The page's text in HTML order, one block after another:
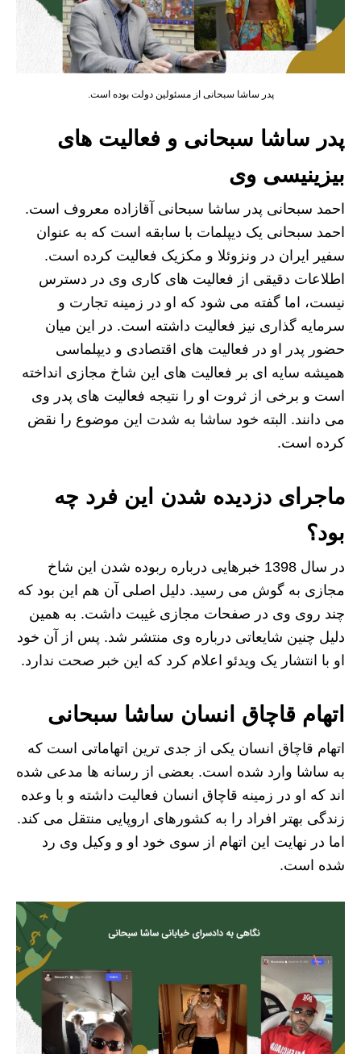
پدر ساشا سبحانی از مسئولین دولت بوده است.
پدر ساشا سبحانی و فعالیت های
بیزینیسی وی
احمد سبحانی پدر ساشا سبحانی آقازاده معروف است.
احمد سبحانی یک دیپلمات با سابقه است که به عنوان
سفیر ایران در ونزوئلا و مکزیک فعالیت کرده است.
اطلاعات دقیقی از فعالیت های کاری وی در دسترس
نیست، اما گفته می شود که او در زمینه تجارت و
سرمایه گذاری نیز فعالیت داشته است. در این میان
حضور پدر او در فعالیت های اقتصادی و دیپلماسی
همیشه سایه ای بر فعالیت های این شاخ مجازی انداخته
است و برخی از ثروت او را نتیجه فعالیت های پدر وی
می دانند. البته خود ساشا به شدت این موضوع را نقض
کرده است.
ماجرای دزدیده شدن این فرد چه
بود؟
در سال 1398 خبرهایی درباره ربوده شدن این شاخ
مجازی به گوش می رسید. دلیل اصلی آن هم این بود که
چند روی وی در صفحات مجازی غیبت داشت. به همین
دلیل چنین شایعاتی درباره وی منتشر شد. پس از آن خود
او با انتشار یک ویدئو اعلام کرد که این خبر صحت ندارد.
اتهام قاچاق انسان ساشا سبحانی
اتهام قاچاق انسان یکی از جدی ترین اتهاماتی است که
به ساشا وارد شده است. بعضی از رسانه ها مدعی شده
اند که او در زمینه قاچاق انسان فعالیت داشته و با وعده
زندگی بهتر افراد را به کشورهای اروپایی منتقل می کند.
اما در نهایت این اتهام از سوی خود او و وکیل وی رد
شده است.